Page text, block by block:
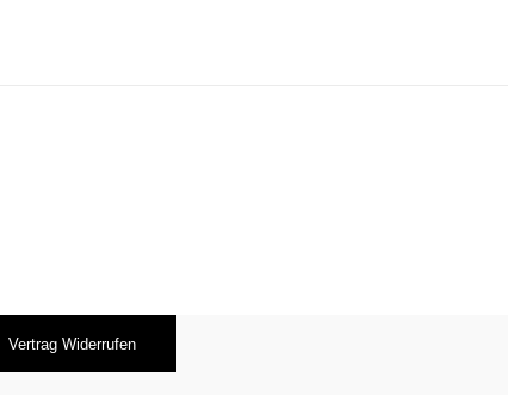
Vertrag Widerrufen